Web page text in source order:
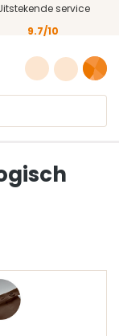
service
9.7/10